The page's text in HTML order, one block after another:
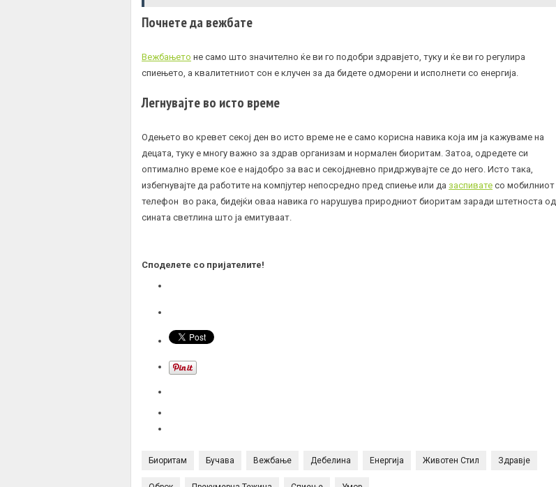
Почнете да вежбате
Вежбањето не само што значително ќе ви го подобри здравјето, туку и ќе ви го регулира
спиењето, а квалитетниот сон е клучен за да бидете одморени и исполнети со енергија.
Легнувајте во исто време
Одењето во кревет секој ден во исто време не е само корисна навика која им ја кажуваме на
децата, туку е многу важно за здрав организам и нормален биоритам. Затоа, одредете си
оптимално време кое е најдобро за вас и секојдневно придржувајте се до него. Исто така,
избегнувајте да работите на компјутер непосредно пред спиење или да заспивате со мобилниот
телефон во рака, бидејќи оваа навика го нарушува природниот биоритам заради штетноста од
сината светлина што ја емитуваат.
Споделете со пријателите!
Биоритам Бучава Вежбање Дебелина Енергија Животен Стил Здравје